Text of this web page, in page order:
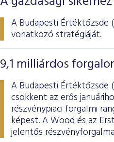
A Budapesti Értéktőzsde
vonatkozó stratégiáját.
9,1 milliárdos
A Budapesti Értéktőzsde
csökkent az erős
részvénypiaci forgalmi
képest. A Wood és az
jelentős